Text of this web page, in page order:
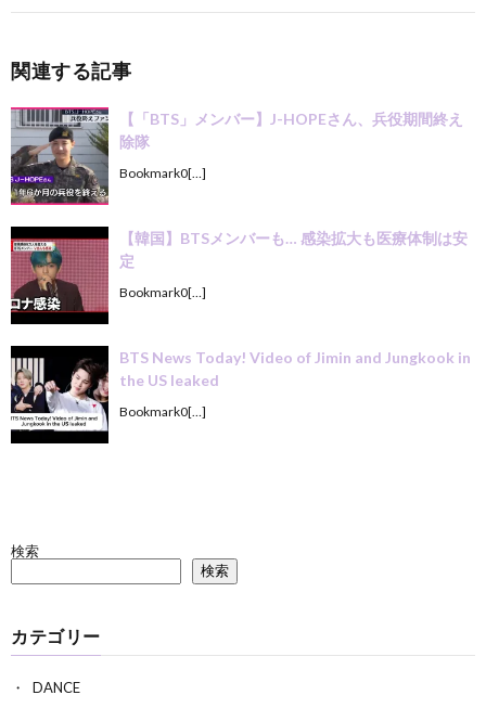
関連する記事
【「BTS」メンバー】J-HOPEさん、兵役期間終え
除隊
Bookmark0[…]
【韓国】BTSメンバーも… 感染拡大も医療体制は安
定
Bookmark0[…]
BTS News Today! Video of Jimin and Jungkook in
the US leaked
Bookmark0[…]
検索
検索
カテゴリー
DANCE